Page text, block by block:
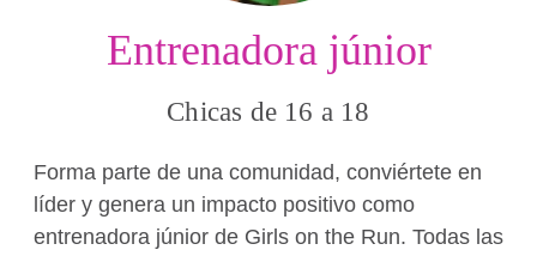
Entrenadora júnior
Chicas de 16 a 18
Forma parte de una comunidad, conviértete en
líder y genera un impacto positivo como
entrenadora júnior de Girls on the Run. Todas las